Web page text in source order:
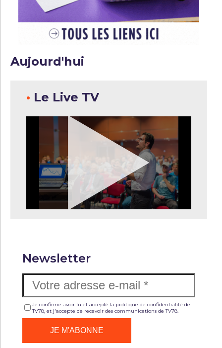
Aujourd'hui
• Le Live TV
Newsletter
Je confirme avoir lu et accepté la politique de confidentialité de
TV78, et j'accepte de recevoir des communications de TV78.